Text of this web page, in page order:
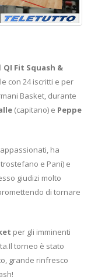
QI Fit Squash &
con 24 iscritti e per
Basket, durante
(capitano) e Peppe
ha
e Pani) e
giudizi molto
di tornare
per gli imminenti
torneo è stato
grande rinfresco